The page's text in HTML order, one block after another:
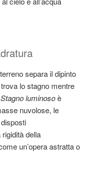
separa il dipinto
lo stagno mentre
Stagno luminosoè
nuvolose, le
della
un’opera astratta o